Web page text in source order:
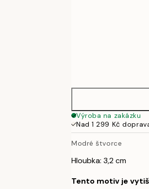
Výroba na zakázku
Nad 1 299 Kč
Modré štvorce
Hloubka: 3,2 cm
Tento motiv je